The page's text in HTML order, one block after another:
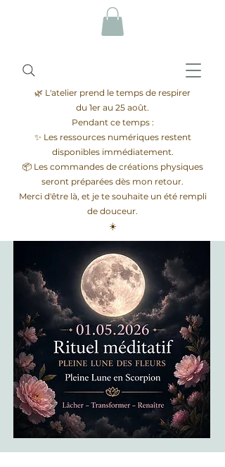
🌿 L'atelier prend le temps de respirer
du 1er au 25 août.
Pendant ce temps :
✨ Les ressources numériques restent
disponibles immédiatement.
📦 Les commandes de créations physiques
seront préparées dès mon retour.
Merci d'être là, et je te souhaite un été rempli
de douceur.
☀️